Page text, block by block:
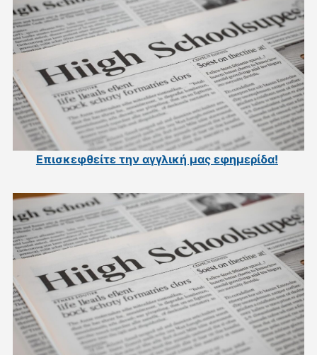
Επισκεφθείτε την αγγλική μας εφημερίδα!